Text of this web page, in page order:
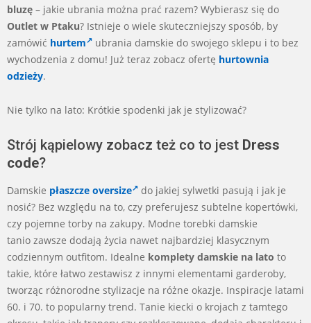
bluzę – jakie ubrania można prać razem? Wybierasz się do
Outlet w Ptaku? Istnieje o wiele skuteczniejszy sposób, by
zamówić hurtem
ubrania damskie do swojego sklepu i to bez
wychodzenia z domu! Już teraz zobacz ofertę hurtownia
odzieży.
Nie tylko na lato: Krótkie spodenki jak je stylizować?
Strój kąpielowy zobacz też co to jest Dress
code?
Damskie płaszcze oversize
do jakiej sylwetki pasują i jak je
nosić? Bez względu na to, czy preferujesz subtelne kopertówki,
czy pojemne torby na zakupy. Modne torebki damskie
tanio zawsze dodają życia nawet najbardziej klasycznym
codziennym outfitom. Idealne komplety damskie na lato to
takie, które łatwo zestawisz z innymi elementami garderoby,
tworząc różnorodne stylizacje na różne okazje. Inspiracje latami
60. i 70. to popularny trend. Tanie kiecki o krojach z tamtego